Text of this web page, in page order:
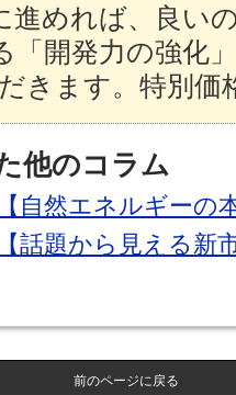
進めれば、良い
「開発力の強化
きます。特別
他のコラム
自然エネルギーの
話題から見える新
前のページに戻る